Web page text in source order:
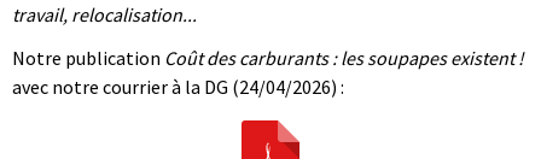
travail, relocalisation...
Notre publication Coût des carburants : les soupapes existent !
avec notre courrier à la DG (24/04/2026) :